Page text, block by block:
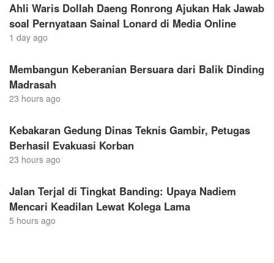
Ahli Waris Dollah Daeng Ronrong Ajukan Hak Jawab
soal Pernyataan Sainal Lonard di Media Online
1 day ago
Membangun Keberanian Bersuara dari Balik Dinding
Madrasah
23 hours ago
Kebakaran Gedung Dinas Teknis Gambir, Petugas
Berhasil Evakuasi Korban
23 hours ago
Jalan Terjal di Tingkat Banding: Upaya Nadiem
Mencari Keadilan Lewat Kolega Lama
5 hours ago